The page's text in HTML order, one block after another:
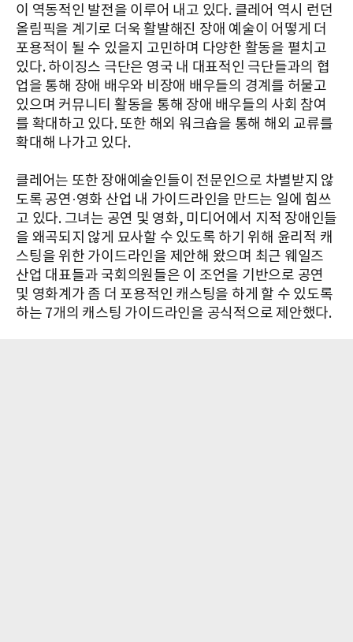
이 역동적인 발전을 이루어 내고 있다. 클레어 역시 런던
올림픽을 계기로 더욱 활발해진 장애 예술이 어떻게 더
포용적이 될 수 있을지 고민하며 다양한 활동을 펼치고
있다. 하이징스 극단은 영국 내 대표적인 극단들과의 협
업을 통해 장애 배우와 비장애 배우들의 경계를 허물고
있으며 커뮤니티 활동을 통해 장애 배우들의 사회 참여
를 확대하고 있다. 또한 해외 워크숍을 통해 해외 교류를
확대해 나가고 있다.
클레어는 또한 장애예술인들이 전문인으로 차별받지 않
도록 공연·영화 산업 내 가이드라인을 만드는 일에 힘쓰
고 있다. 그녀는 공연 및 영화, 미디어에서 지적 장애인들
을 왜곡되지 않게 묘사할 수 있도록 하기 위해 윤리적 캐
스팅을 위한 가이드라인을 제안해 왔으며 최근 웨일즈
산업 대표들과 국회의원들은 이 조언을 기반으로 공연
및 영화계가 좀 더 포용적인 캐스팅을 하게 할 수 있도록
하는 7개의 캐스팅 가이드라인을 공식적으로 제안했다.